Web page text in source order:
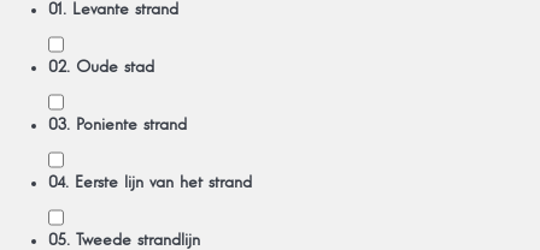
01. Levante strand
02. Oude stad
03. Poniente strand
04. Eerste lijn van het strand
05. Tweede strandlijn